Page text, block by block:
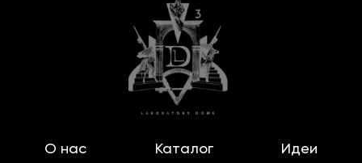
О нас Каталог Идеи